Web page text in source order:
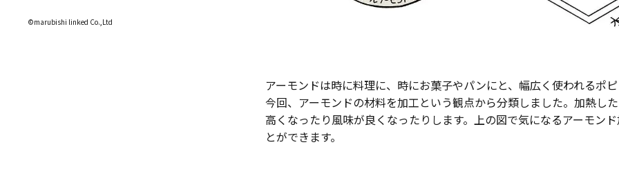
©marubishi linked Co.,Ltd
アーモンドは時に料理に、時にお菓子やパンにと、幅広く使われるポピ
今回、アーモンドの材料を加工という観点から分類しました。加熱し
高くなったり風味が良くなったりします。上の図で気になるアーモン
とができます。